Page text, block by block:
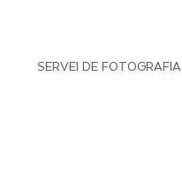
SERVEI DE FOTOGRAFIA